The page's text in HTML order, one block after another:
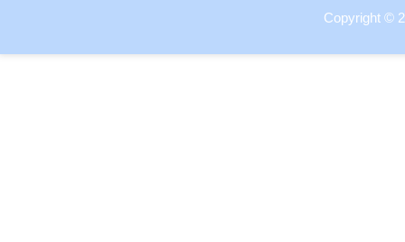
Copyright ©